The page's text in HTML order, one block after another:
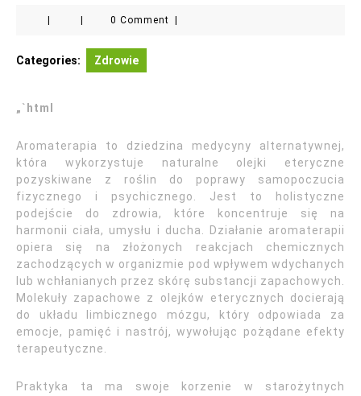
0 Comment
Categories: Zdrowie
„`html
Aromaterapia to dziedzina medycyny alternatywnej,
która wykorzystuje naturalne olejki eteryczne
pozyskiwane z roślin do poprawy samopoczucia
fizycznego i psychicznego. Jest to holistyczne
podejście do zdrowia, które koncentruje się na
harmonii ciała, umysłu i ducha. Działanie aromaterapii
opiera się na złożonych reakcjach chemicznych
zachodzących w organizmie pod wpływem wdychanych
lub wchłanianych przez skórę substancji zapachowych.
Molekuły zapachowe z olejków eterycznych docierają
do układu limbicznego mózgu, który odpowiada za
emocje, pamięć i nastrój, wywołując pożądane efekty
terapeutyczne.
Praktyka ta ma swoje korzenie w starożytnych